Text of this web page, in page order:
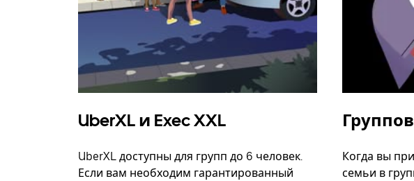
UberXL и Exec XXL
UberXL доступны для групп до 6 человек.
Если вам необходим гарантированный
Когда вы
семьи в